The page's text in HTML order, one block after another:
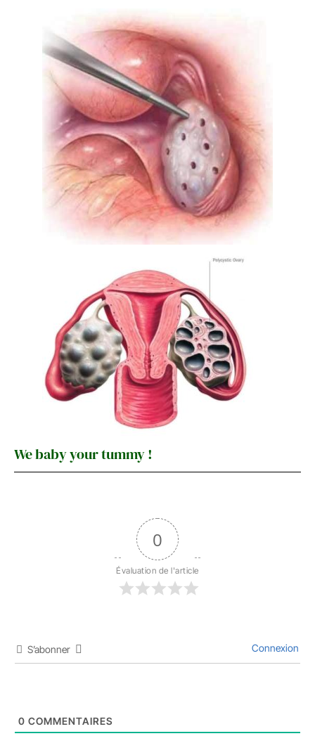
We baby your tummy !
0
Évaluation de l'article
S’abonner Connexion
0 COMMENTAIRES